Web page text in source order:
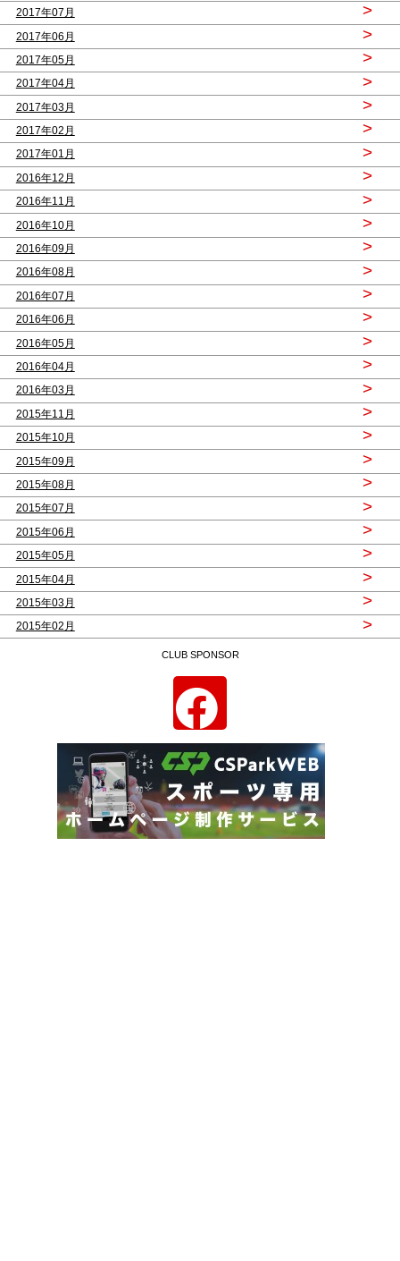
2017年07月 >
2017年06月 >
2017年05月 >
2017年04月 >
2017年03月 >
2017年02月 >
2017年01月 >
2016年12月 >
2016年11月 >
2016年10月 >
2016年09月 >
2016年08月 >
2016年07月 >
2016年06月 >
2016年05月 >
2016年04月 >
2016年03月 >
2015年11月 >
2015年10月 >
2015年09月 >
2015年08月 >
2015年07月 >
2015年06月 >
2015年05月 >
2015年04月 >
2015年03月 >
2015年02月 >
CLUB SPONSOR